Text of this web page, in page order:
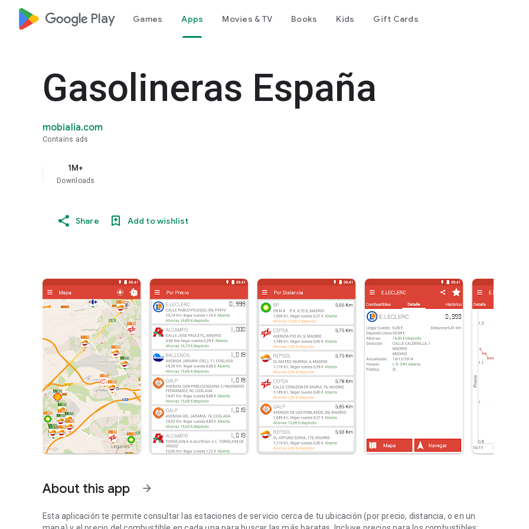
google_logo Play Games Apps Movies & TV Books Kids Gift Cards
Gasolineras España
mobialia.com
Contains ads
1M+
Downloads
Share Add to wishlist
About this app arrow_forward
Esta aplicación te permite consultar las estaciones de servicio cerca de tu ubicación (por precio, distancia, o en un